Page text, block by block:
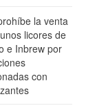
la venta
licores de
e Inbrew por
con